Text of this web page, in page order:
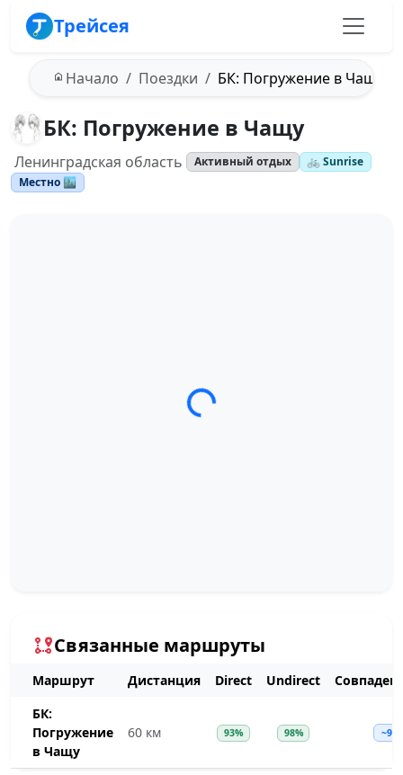
Трейсея
Начало Поездки БК: Погружение в Чащу
БК: Погружение в Чащу
Ленинградская область Активный отдых
🚲 Sunrise
Местно 🏙️
Загрузка трека...
Связанные маршруты
Маршрут Дистанция Direct Undirect
БК:
Погружение
в Чащу
60 км 93% 98%